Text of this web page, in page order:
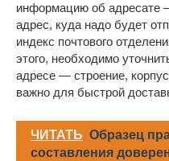
информацию об адресате
адрес, куда надо будет
индекс почтового
этого, необходимо
адресе — строение,
важно для быстрой
ЧИТАТЬ Образец
составления